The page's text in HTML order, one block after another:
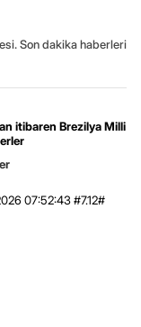
Son dakika haberleri
itibaren Brezilya Milli
07:52:43 #7.12#